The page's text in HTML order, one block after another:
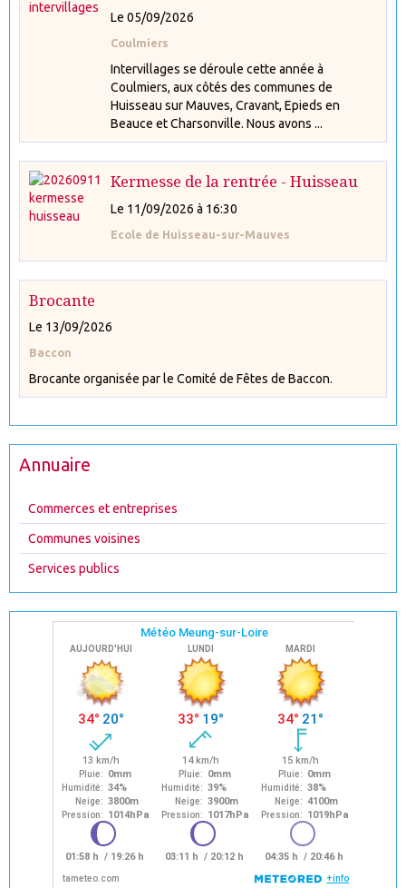
Le 05/09/2026
Coulmiers
Intervillages se déroule cette année à
Coulmiers, aux côtés des communes de
Huisseau sur Mauves, Cravant, Epieds en
Beauce et Charsonville. Nous avons ...
Kermesse de la rentrée - Huisseau
Le 11/09/2026 à 16:30
Ecole de Huisseau-sur-Mauves
Brocante
Le 13/09/2026
Baccon
Brocante organisée par le Comité de Fêtes de Baccon.
Annuaire
Commerces et entreprises
Communes voisines
Services publics